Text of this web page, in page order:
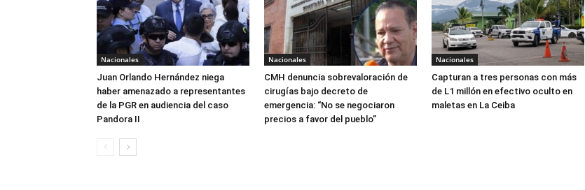
Nacionales
Juan Orlando Hernández niega
haber amenazado a representantes
de la PGR en audiencia del caso
Pandora II
Nacionales
CMH denuncia sobrevaloración de
cirugías bajo decreto de
emergencia: “No se negociaron
precios a favor del pueblo”
Nacionales
Capturan a tres personas con más
de L1 millón en efectivo oculto en
maletas en La Ceiba